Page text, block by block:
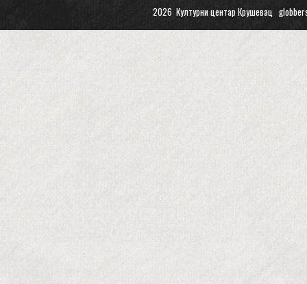
2026 Културни центар Крушевац